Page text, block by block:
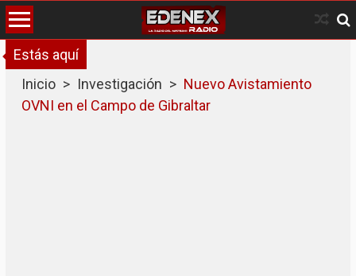
Skip
to
content
Estás aquí
Inicio > Investigación > Nuevo Avistamiento
OVNI en el Campo de Gibraltar